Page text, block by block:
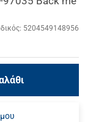
5204549148956